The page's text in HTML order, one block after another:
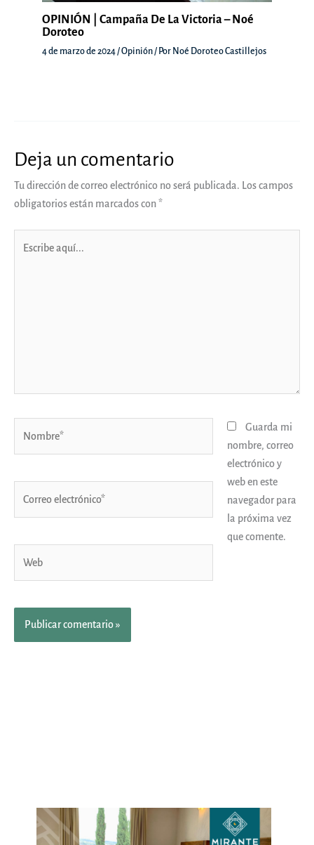
OPINIÓN | Campaña De La Victoria – Noé
Doroteo
4 de marzo de 2024/Opinión/ Por Noé Doroteo Castillejos
Deja un comentario
Tu dirección de correo electrónico no será publicada. Los campos
obligatorios están marcados con*
Guarda mi
nombre, correo
electrónico y
web en este
navegador para
la próxima vez
que comente.